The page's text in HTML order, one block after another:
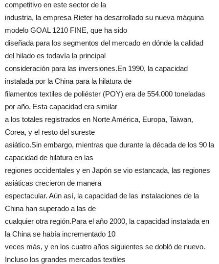
competitivo en este sector de la
industria, la empresa Rieter ha desarrollado su nueva máquina
modelo GOAL 1210 FINE, que ha sido
diseñada para los segmentos del mercado en dónde la calidad
del hilado es todavía la principal
consideración para las inversiones.En 1990, la capacidad
instalada por la China para la hilatura de
filamentos textiles de poliéster (POY) era de 554.000 toneladas
por año. Esta capacidad era similar
a los totales registrados en Norte América, Europa, Taiwan,
Corea, y el resto del sureste
asiático.Sin embargo, mientras que durante la década de los 90 la
capacidad de hilatura en las
regiones occidentales y en Japón se vio estancada, las regiones
asiáticas crecieron de manera
espectacular. Aún así, la capacidad de las instalaciones de la
China han superado a las de
cualquier otra región.Para el año 2000, la capacidad instalada en
la China se había incrementado 10
veces más, y en los cuatro años siguientes se dobló de nuevo.
Incluso los grandes mercados textiles